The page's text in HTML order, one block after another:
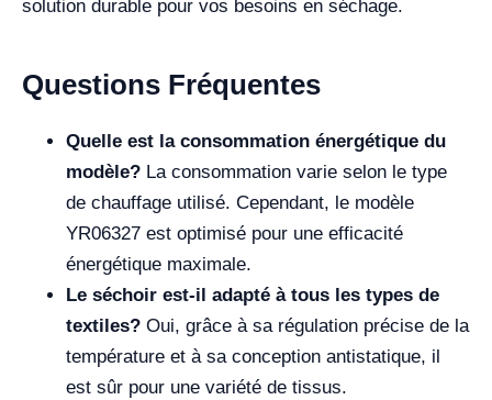
solution durable pour vos besoins en séchage.
Questions Fréquentes
Quelle est la consommation énergétique du
modèle? La consommation varie selon le type
de chauffage utilisé. Cependant, le modèle
YR06327 est optimisé pour une efficacité
énergétique maximale.
Le séchoir est-il adapté à tous les types de
textiles? Oui, grâce à sa régulation précise de la
température et à sa conception antistatique, il
est sûr pour une variété de tissus.